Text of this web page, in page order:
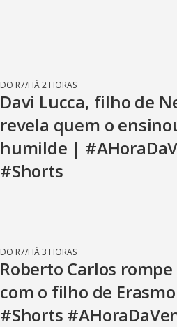
DO R7/HÁ 2 HORAS
Davi Lucca, filho de
revela quem o
humilde |
#Shorts
DO R7/HÁ 3 HORAS
Roberto Carlos
com o filho de
#Shorts